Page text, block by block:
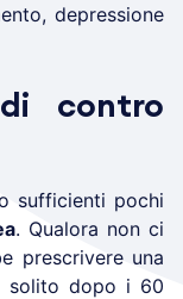
depressione
contro
sufficienti pochi
. Qualora non ci
prescrivere una
solito dopo i 60